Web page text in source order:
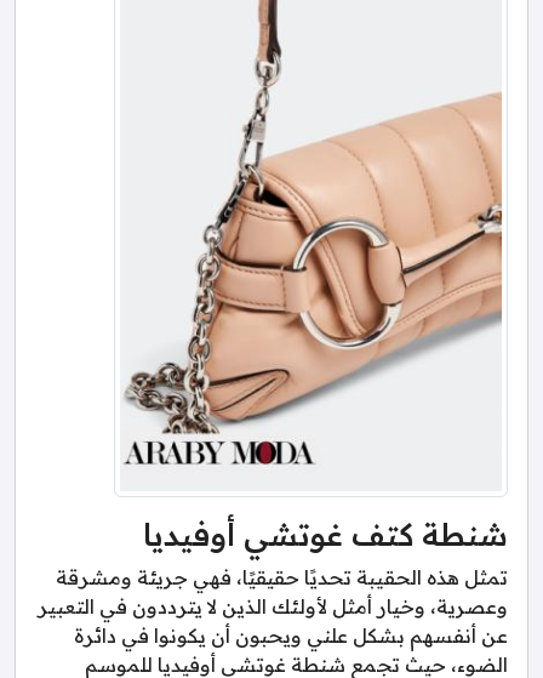
شنطة كتف غوتشي أوفيديا
تمثل هذه الحقيبة تحديًا حقيقيًا، فهي جريئة ومشرقة
وعصرية، وخيار أمثل لأولئك الذين لا يترددون في التعبير
عن أنفسهم بشكل علني ويحبون أن يكونوا في دائرة
الضوء، حيث تجمع شنطة غوتشي أوفيديا للموسم